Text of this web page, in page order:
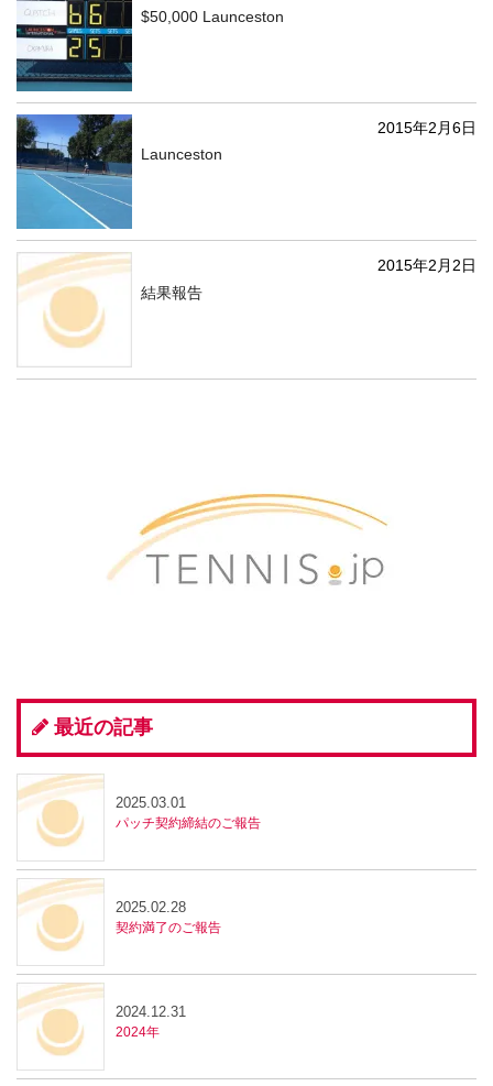
$50,000 Launceston
2015年2月6日
Launceston
2015年2月2日
結果報告
最近の記事
パッチ契約締結のご報告
2025.03.01
契約満了のご報告
2025.02.28
2024年
2024.12.31